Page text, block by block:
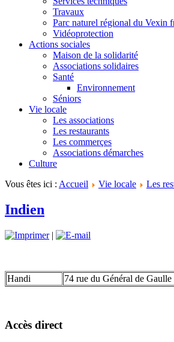
Travaux
Parc naturel régional du Vexin
Vidéoprotection
Actions sociales
Maison de la solidarité
Associations solidaires
Santé
Environnement
Séniors
Vie locale
Les associations
Les restaurants
Les commerçes
Associations démarches
Culture
Vous êtes ici : Accueil Vie locale Les
Indien
|
Handi 74 rue du Général de Gaulle
Accès direct